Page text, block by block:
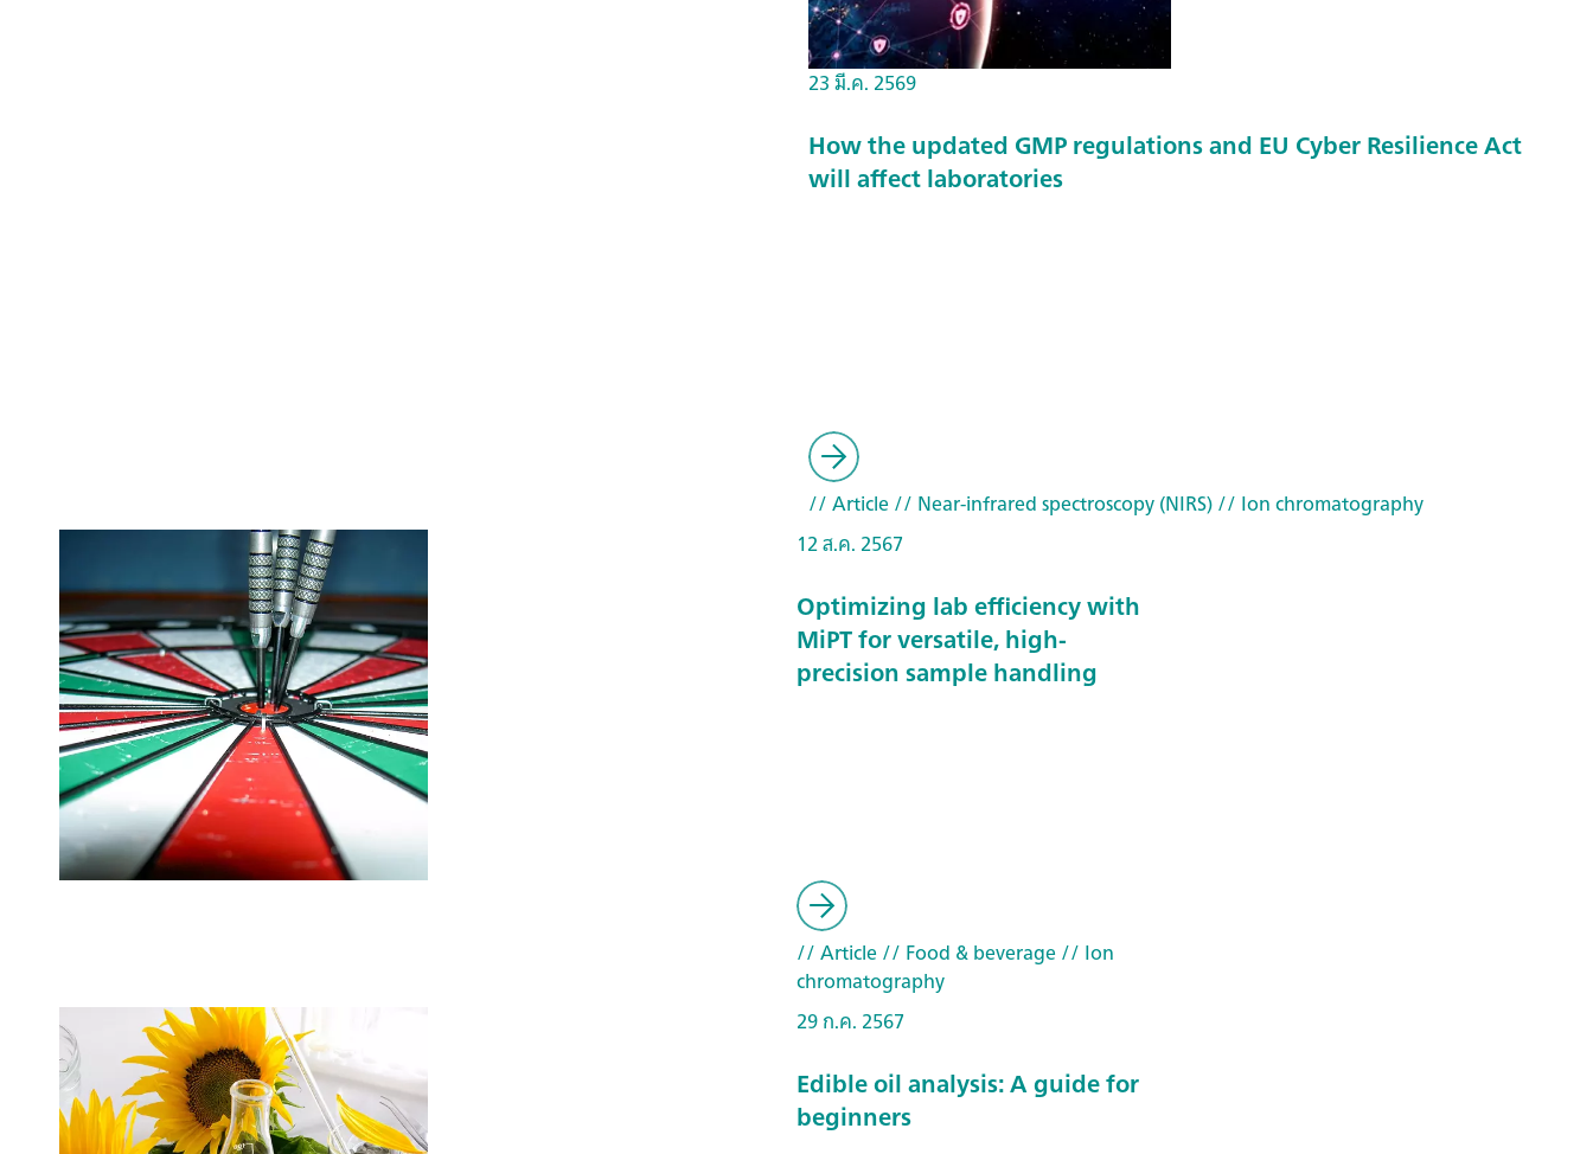
23 มี.ค. 2569
How the updated GMP regulations and EU Cyber Resilience Act
will affect laboratories
// Article// Near-infrared spectroscopy (NIRS)// Ion chromatography
12 ส.ค. 2567
Optimizing lab efficiency with
MiPT for versatile, high-
precision sample handling
// Article// Food & beverage// Ion
chromatography
29 ก.ค. 2567
Edible oil analysis: A guide for
beginners